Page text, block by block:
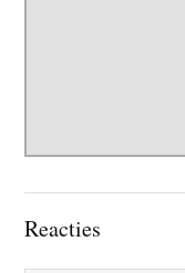
Lees
Reacties